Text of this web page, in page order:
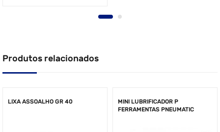
Produtos relacionados
LIXA ASSOALHO GR 40
MINI LUBRIFICADOR P
FERRAMENTAS PNEUMATIC